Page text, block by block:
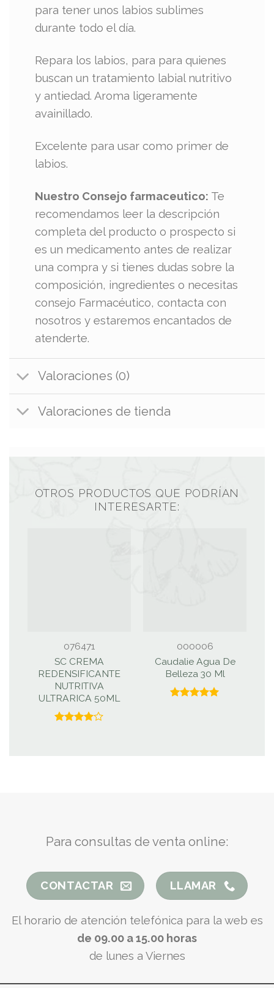
para tener unos labios sublimes
durante todo el día.
Repara los labios, para para quienes
buscan un tratamiento labial nutritivo
y antiedad. Aroma ligeramente
avainillado.
Excelente para usar como primer de
labios.
Nuestro Consejo farmaceutico: Te
recomendamos leer la descripción
completa del producto o prospecto si
es un medicamento antes de realizar
una compra y si tienes dudas sobre la
composición, ingredientes o necesitas
consejo Farmacéutico, contacta con
nosotros y estaremos encantados de
atenderte.
Valoraciones (0)
Valoraciones de tienda
OTROS PRODUCTOS QUE PODRÍAN
INTERESARTE:
076471
SC CREMA
REDENSIFICANTE
NUTRITIVA
ULTRARICA 50ML
000006
Caudalie Agua De
Belleza 30 Ml
Para consultas de venta online:
CONTACTAR LLAMAR
El horario de atención telefónica para la web es
de 09.00 a 15.00 horas
de lunes a Viernes